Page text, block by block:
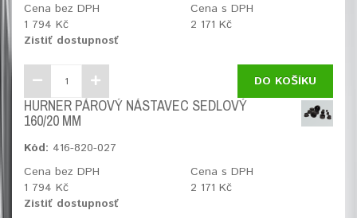
Cena bez DPH
1 794 Kč
Cena s DPH
2 171 Kč
Zistiť dostupnosť
DO KOŠÍKU
HURNER PÁROVÝ NÁSTAVEC SEDLOVÝ
160/20 MM
Kód: 416-820-027
Cena bez DPH
1 794 Kč
Cena s DPH
2 171 Kč
Zistiť dostupnosť